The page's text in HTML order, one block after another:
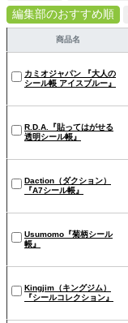
編集部のおすすめ順
商品名
カミオジャパン 『大人の
シール帳 アイスブルー』
R.D.A.『貼ってはがせる
透明シール帳』
Daction（ダクション）
『A7シール帳』
Usumomo『菊柄シール
帳』
Kingjim（キングジム）
『シールコレクション』